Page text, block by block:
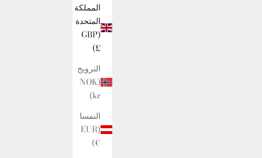
المملكة
المتحدة
(GBP
£)
النرويج
(NOK
kr)
النمسا
(EUR
€)